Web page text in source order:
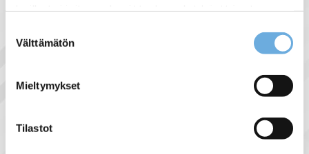
heille tai joita on kerätty, kun olet käyttänyt
valinta
Välttämätön
Mieltymykset
Tilastot